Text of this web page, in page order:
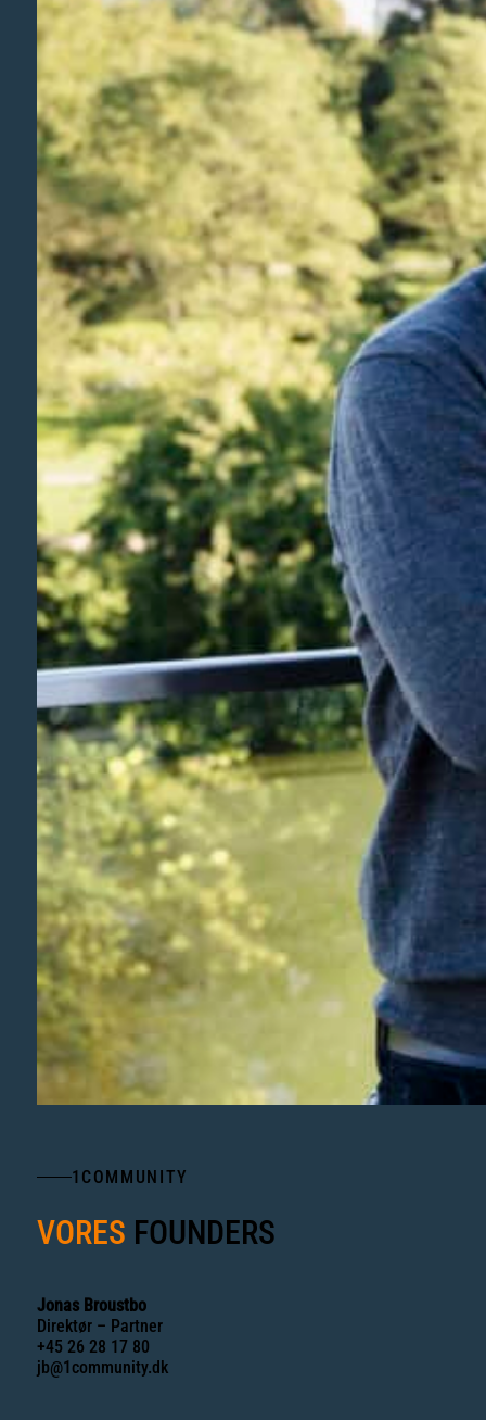
1COMMUNITY
VORES FOUNDERS
Jonas Broustbo
Direktør – Partner
+45 26 28 17 80
jb@1community.dk